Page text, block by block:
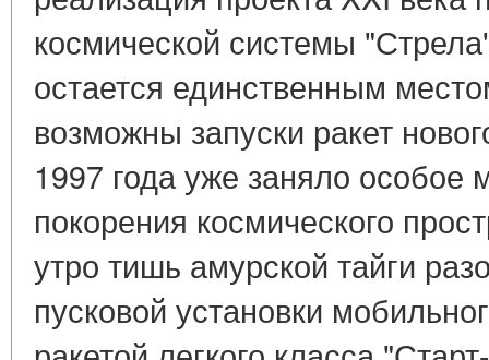
космической системы
остается единственным
возможны запуски ракет
1997 года уже заняло особое
покорения космического
утро тишь амурской тайги
пусковой установки